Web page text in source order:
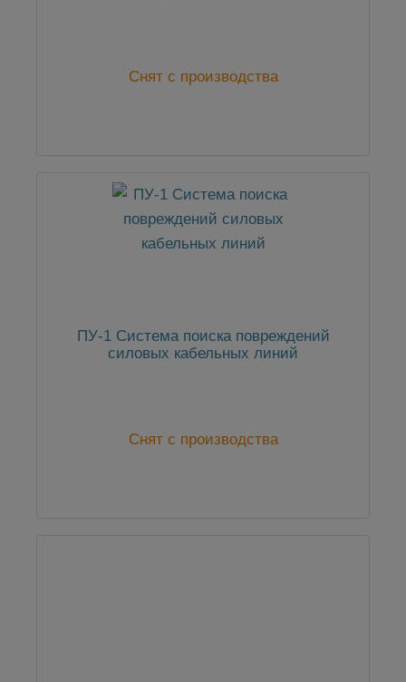
Снят с производства
ПУ-1 Система поиска повреждений
силовых кабельных линий
Снят с производства